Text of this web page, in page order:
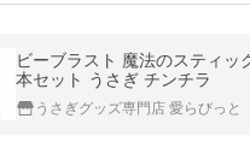
ビーブラスト 魔法のスティッ
本セット うさぎ チンチラ
うさぎグッズ専門店 愛らびっと